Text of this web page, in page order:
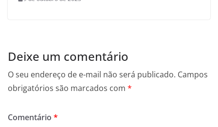
Deixe um comentário
O seu endereço de e-mail não será publicado. Campos
obrigatórios são marcados com *
Comentário *